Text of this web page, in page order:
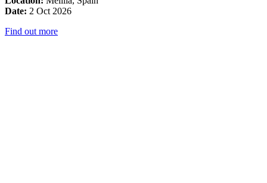
Date: 2 Oct 2026
Find out more